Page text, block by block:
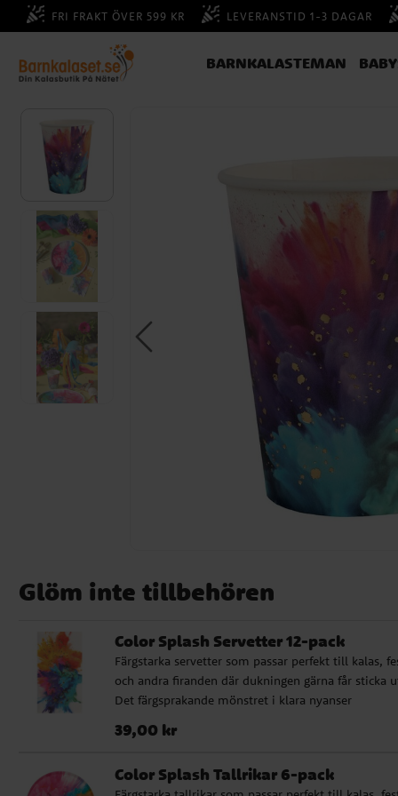
FRI FRAKT ÖVER 599 KR LEVERANSTID 1-3 DAGAR
BARNKALASTEMAN
Glöm inte tillbehören
Color Splash Servetter 12-pack
Färgstarka servetter som passar perfekt till kalas,
och andra firanden där dukningen gärna får sticka
Det färgsprakande mönstret i klara nyanser
ett livfullt och dekorativt uttryck. ✔️ Mått: 33 x 40
gulddetaljer
Pris :39,00 kr
39,00 kr
Color Splash Tallrikar 6-pack